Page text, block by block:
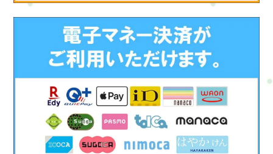
ッカー選手のカラダとココロを整えるおすすめの筋トレとスト
要とする競技です。以下に、サッカー選手のカラダとココロを
整えるおすすめの筋トレとストレッチを紹介します。筋トレ:1.
スクワット: 脚力を強化し、シュートやスプリントに役立ちま
す。スクワットはサッカー選手にとって基本的なエクササイズ
です。2. デッドリフト: 腰と背中の筋力を鍛え、ボールを持ち上
げたり、競り合ったりする際に役立ちます。3. ベンチプレス: 上
半身の筋力を高め、ヘディングやボールのコントロールに寄与
します。4. プランク: コア（腹部、背中、お尻の筋肉）を強化
し、安定性とバランスを向上させます。ストレッチ:1. ヒップフ